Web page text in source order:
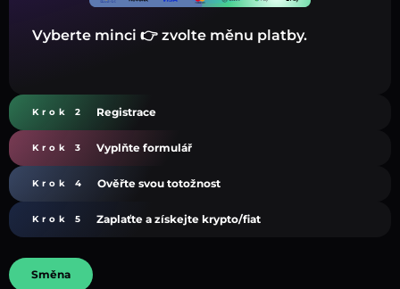
Vyberte minci 👉 zvolte měnu platby.
Krok 2 Registrace
Krok 3 Vyplňte formulář
Krok 4 Ověřte svou totožnost
Krok 5 Zaplaťte a získejte krypto/fiat
Směna